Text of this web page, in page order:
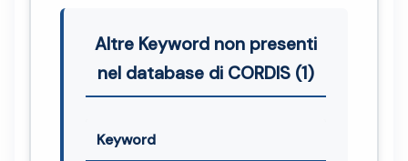
Altre Keyword non presenti
nel database di CORDIS (1)
Keyword